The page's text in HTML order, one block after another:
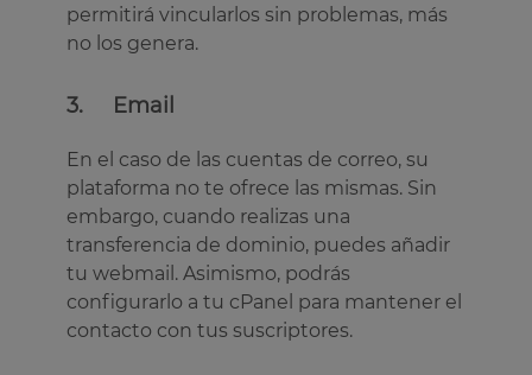
permitirá vincularlos sin problemas, más
no los genera.
3. Email
En el caso de las cuentas de correo, su
plataforma no te ofrece las mismas. Sin
embargo, cuando realizas una
transferencia de dominio, puedes añadir
tu webmail. Asimismo, podrás
configurarlo a tu cPanel para mantener el
contacto con tus suscriptores.